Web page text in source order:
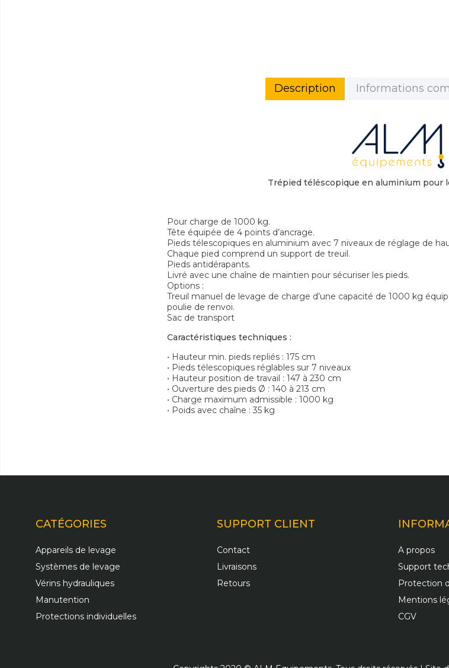
Description Informations
Trépied téléscopique en aluminium pour
Pour charge de 1000 kg.
Tête équipée de 4 points d’ancrage.
Pieds télescopiques en aluminium avec 7 niveaux de réglage de
Chaque pied comprend un support de treuil.
Pieds antidérapants.
Livré avec une chaîne de maintien pour sécuriser les pieds.
Options :
Treuil manuel de levage de charge d’une capacité de 1000 kg
poulie de renvoi.
Sac de transport
Caractéristiques techniques :
• Hauteur min. pieds repliés : 175 cm
• Pieds télescopiques réglables sur 7 niveaux
• Hauteur position de travail : 147 à 230 cm
• Ouverture des pieds Ø : 140 à 213 cm
• Charge maximum admissible : 1000 kg
• Poids avec chaîne : 35 kg
CATÉGORIES
Appareils de levage
Systèmes de levage
Vérins hydrauliques
Manutention
Protections individuelles
SUPPORT CLIENT
Contact
Livraisons
Retours
A propos
Support
Protection
Mentions
CGV